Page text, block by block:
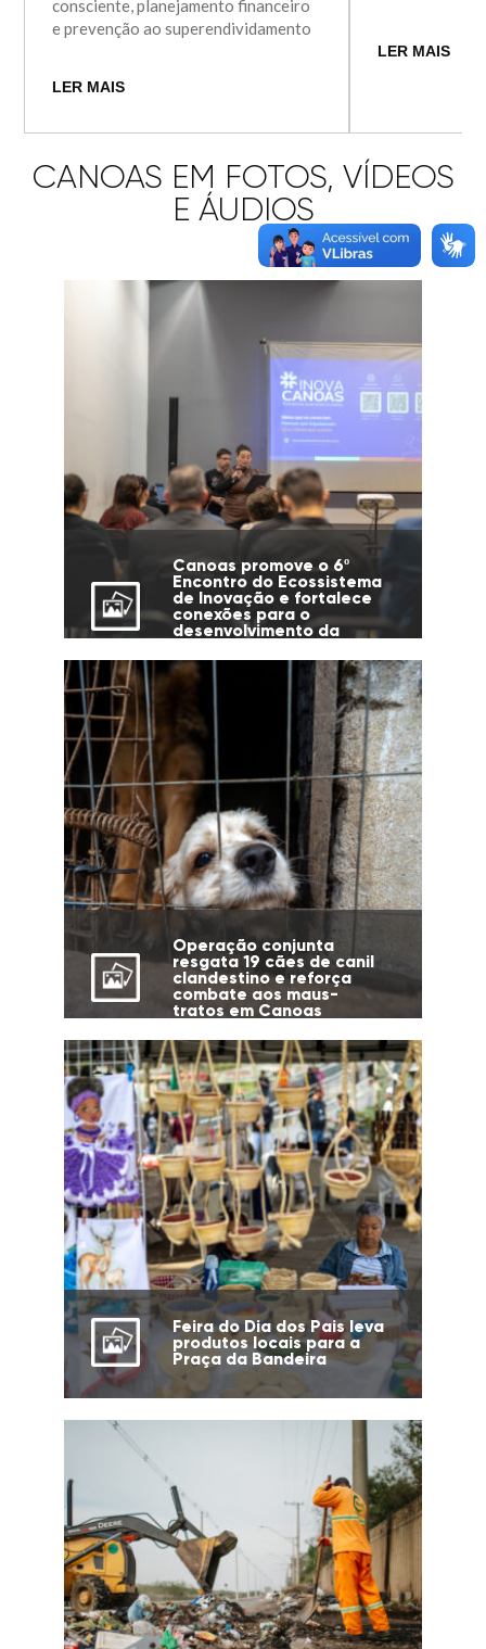
consciente, planejamento financeiro
e prevenção ao superendividamento
LER MAIS
LER MAIS
CANOAS EM FOTOS, VÍDEOS
E ÁUDIOS
Canoas promove o 6º
Encontro do Ecossistema
de Inovação e fortalece
conexões para o
desenvolvimento da
Operação conjunta
resgata 19 cães de canil
clandestino e reforça
combate aos maus-
tratos em Canoas
Feira do Dia dos Pais leva
produtos locais para a
Praça da Bandeira